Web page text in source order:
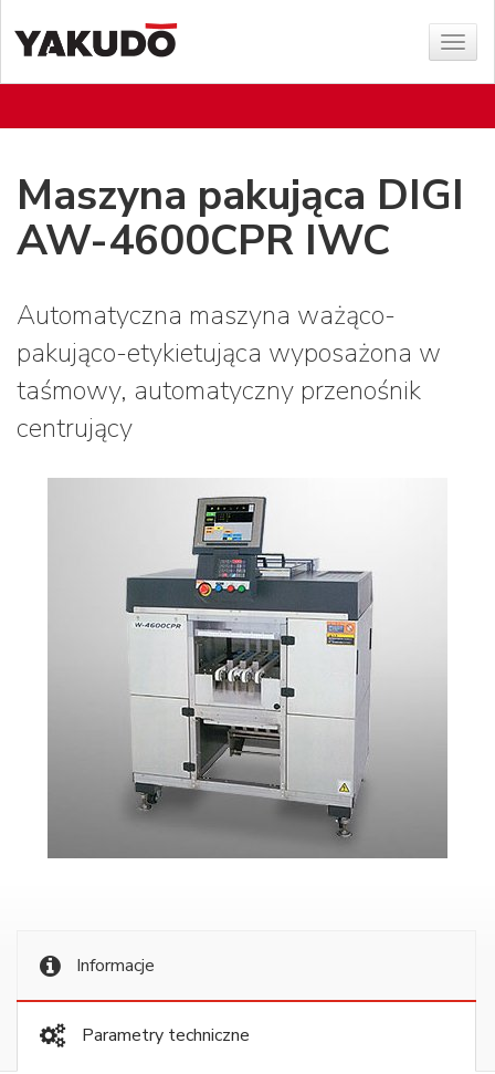
menu
Maszyna pakująca DIGI
AW-4600CPR IWC
Automatyczna maszyna ważąco-
pakująco-etykietująca wyposażona w
taśmowy, automatyczny przenośnik
centrujący
Informacje
Parametry techniczne